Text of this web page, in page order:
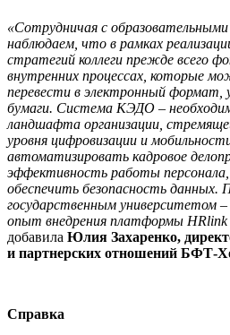
«Сотрудничая с
наблюдаем, что в рамках
стратегий коллеги прежде всего
внутренних процессах, которые
перевести в электронный формат,
бумаги. Система КЭДО –
ландшафта организации,
уровня цифровизации и
автоматизировать кадровое
эффективность работы
обеспечить безопасность данных.
государственным университетом
опыт внедрения платформы HRlink в
добавила Юлия Захаренко,
и партнерских отношений БФТ-
Справка